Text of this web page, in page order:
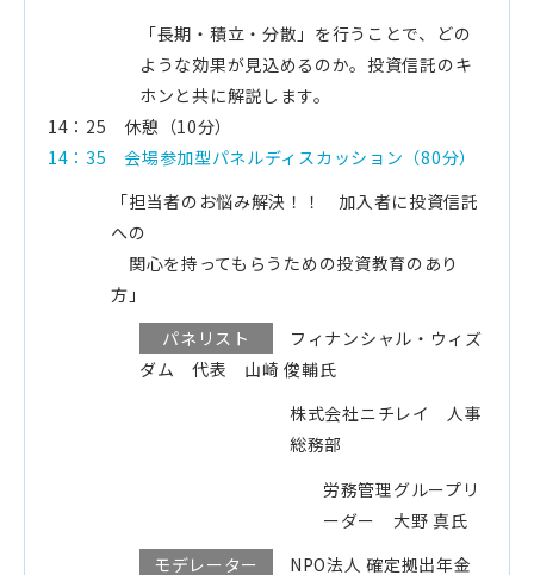
「長期・積立・分散」を行うことで、どの
ような効果が見込めるのか。投資信託のキ
ホンと共に解説します。
14：25 休憩（10分）
14：35 会場参加型パネルディスカッション（80分）
「担当者のお悩み解決！！ 加入者に投資信託
への
関心を持ってもらうための投資教育のあり
方」
パネリスト
フィナンシャル・ウィズ
ダム 代表 山崎 俊輔氏
株式会社ニチレイ 人事
総務部
労務管理グループリ
ーダー 大野 真氏
モデレーター
NPO法人 確定拠出年金